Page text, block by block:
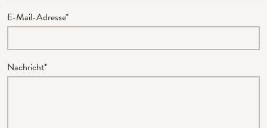
E-Mail-Adresse*
Nachricht*